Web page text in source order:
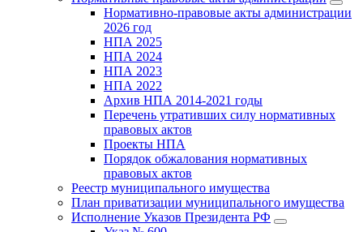
Нормативно-правовые акты администрации
2026 год
НПА 2025
НПА 2024
НПА 2023
НПА 2022
Архив НПА 2014-2021 годы
Перечень утративших силу нормативных
правовых актов
Проекты НПА
Порядок обжалования нормативных
правовых актов
Реестр муниципального имущества
План приватизации муниципального имущества
Исполнение Указов Президента РФ